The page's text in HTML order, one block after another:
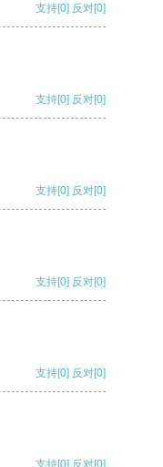
支持[0] 反对[0]
支持[0] 反对[0]
支持[0] 反对[0]
支持[0] 反对[0]
支持[0] 反对[0]
支持[0] 反对[0]